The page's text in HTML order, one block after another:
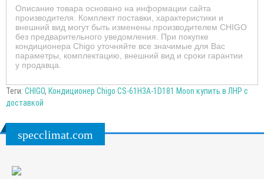
Описание товара основано на информации сайта
производителя. Комплект поставки, характеристики и
внешний вид могут быть изменены производителем CHIGO
без предварительного уведомления. При покупке
кондиционера Chigo уточняйте все значимые для Вас
параметры, комплектацию, внешний вид и сроки гарантии
у продавца.
Теги: CHIGO, Кондиционер Chigo CS-61H3A-1D181 Moon купить в ЛНР с
доставкой
specclimat.com